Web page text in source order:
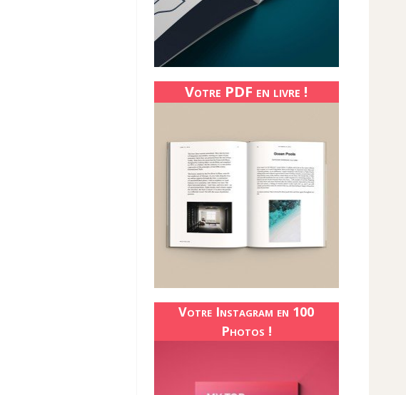
Votre PDF en livre !
Votre Instagram en 100
Photos !